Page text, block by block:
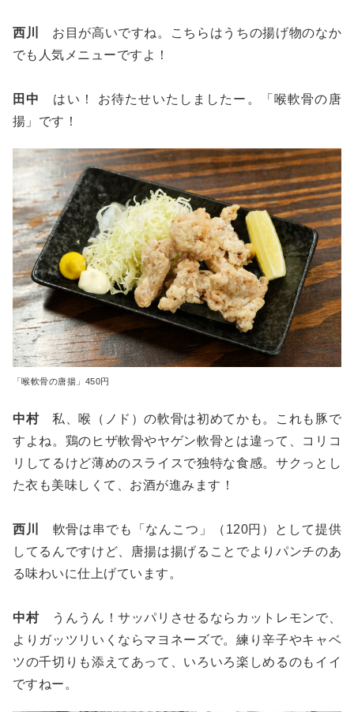
西川
お目が高いですね。こちらはうちの揚げ物のなか
でも人気メニューですよ！
田中
はい！ お待たせいたしましたー。「喉軟骨の唐
揚」です！
「喉軟骨の唐揚」450円
中村私、喉（ノド）の軟骨は初めてかも。これも豚で
すよね。鶏のヒザ軟骨やヤゲン軟骨とは違って、コリコ
リしてるけど薄めのスライスで独特な食感。サクっとし
た衣も美味しくて、お酒が進みます！
西川
軟骨は串でも「なんこつ」（120円）として提供
してるんですけど、唐揚は揚げることでよりパンチのあ
る味わいに仕上げています。
中村うんうん！サッパリさせるならカットレモンで、
よりガッツリいくならマヨネーズで。練り辛子やキャベ
ツの千切りも添えてあって、いろいろ楽しめるのもイイ
ですねー。